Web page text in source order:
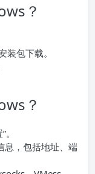
？
包下载。
？
息，包括地址、端